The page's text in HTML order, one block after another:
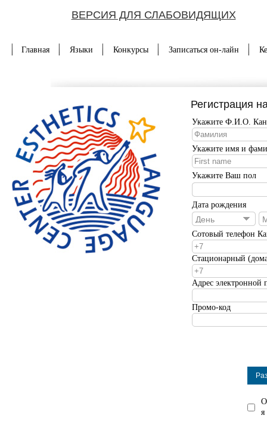
ВЕРСИЯ ДЛЯ СЛАБОВИДЯЩИХ
Главная Языки Конкурсы Записаться он-лайн
Регистрация
Укажите Ф.И.О.
Укажите имя и
Укажите Ваш пол
Дата рождения
День
Сотовый телефон
Стационарный
Адрес электронной
Промо-код